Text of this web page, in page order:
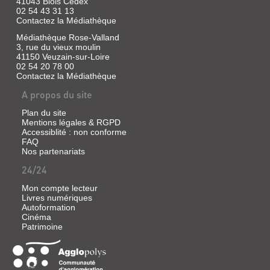
BRF,
BOIS
RAMÉAL
FRAGMENTÉ
:
UNE
DE
PAIL...
Livre
Beauvais,
Rustica
éditions,
2011
Le
BRF,
son
apport
en
des
plantes.
JE
MULTIPLIE
PLANTES
DU
JARDIN
SEMIS,
DIVISI...
Livre
Lapouge-
Déjean,
Brigitte
Terre
vivante,
2015
Un
guide
pour
apprendre,
pas
à
pas,
les
de
adaptées
selon
les
besoins
des
JE
MULTIPLIE
LES
PLANTES
DU
02 54 43 31 13
Contactez la Médiathèque
Médiathèque Rose-Valland
3, rue du vieux moulin
41150 Veuzain-sur-Loire
02 54 20 78 00
Contactez la Médiathèque
A propos du site
Plan du site
Mentions légales & RGPD
Accessiblité : non conforme
FAQ
Nos partenariats
24/24
Mon compte lecteur
Livres numériques
Autoformation
Cinéma
Patrimoine